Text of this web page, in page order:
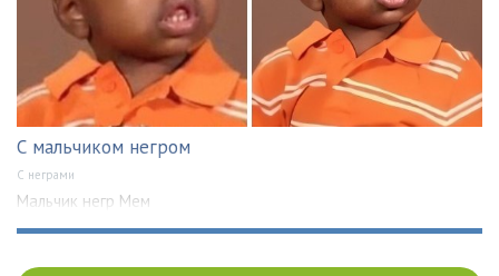
С мальчиком негром
С неграми
Мальчик негр Мем